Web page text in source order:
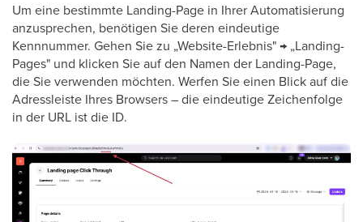
Um eine bestimmte Landing-Page in Ihrer Automatisierung
anzusprechen, benötigen Sie deren eindeutige
Kennnummer. Gehen Sie zu „Website-Erlebnis" → „Landing-
Pages" und klicken Sie auf den Namen der Landing-Page,
die Sie verwenden möchten. Werfen Sie einen Blick auf die
Adressleiste Ihres Browsers – die eindeutige Zeichenfolge
in der URL ist die ID.